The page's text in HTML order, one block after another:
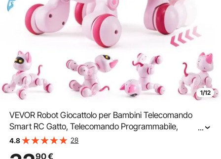
1/12
VEVOR Robot Giocattolo per Bambini Telecomando
Smart RC Gatto, Telecomando Programmabile,
Controllo a Tocco, Giocattolo Robotico Gatto, Giocattolo
...
4.8 28
90€